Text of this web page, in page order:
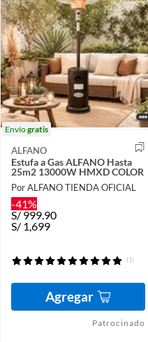
Envíogratis
ALFANO
Estufa a Gas ALFANO Hasta
25m2 13000W HMXD COLOR
Por ALFANO TIENDA OFICIAL
-41%
S/999.90
S/ 1,699
(1)
Agregar
Patrocinado